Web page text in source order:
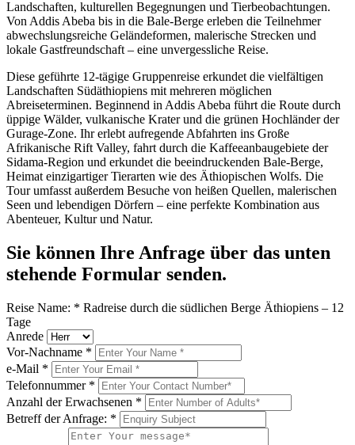
Landschaften, kulturellen Begegnungen und Tierbeobachtungen.
Von Addis Abeba bis in die Bale-Berge erleben die Teilnehmer
abwechslungsreiche Geländeformen, malerische Strecken und
lokale Gastfreundschaft – eine unvergessliche Reise.
Diese geführte 12-tägige Gruppenreise erkundet die vielfältigen
Landschaften Südäthiopiens mit mehreren möglichen
Abreiseterminen. Beginnend in Addis Abeba führt die Route durch
üppige Wälder, vulkanische Krater und die grünen Hochländer der
Gurage-Zone. Ihr erlebt aufregende Abfahrten ins Große
Afrikanische Rift Valley, fahrt durch die Kaffeeanbaugebiete der
Sidama-Region und erkundet die beeindruckenden Bale-Berge,
Heimat einzigartiger Tierarten wie des Äthiopischen Wolfs. Die
Tour umfasst außerdem Besuche von heißen Quellen, malerischen
Seen und lebendigen Dörfern – eine perfekte Kombination aus
Abenteuer, Kultur und Natur.
Sie können Ihre Anfrage über das unten
stehende Formular senden.
Reise Name: * Radreise durch die südlichen Berge Äthiopiens – 12
Tage
Anrede
Vor-Nachname *
e-Mail *
Telefonnummer *
Anzahl der Erwachsenen *
Betreff der Anfrage: *